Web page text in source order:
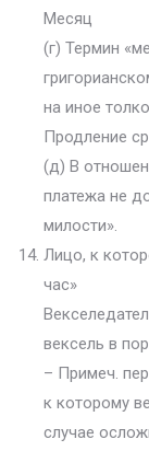
Месяц
(г) Термин
на иное
Продление
(д) В
платежа не
милости».
Лицо, к
час»
вексель в
– Примеч.
к которому
случае